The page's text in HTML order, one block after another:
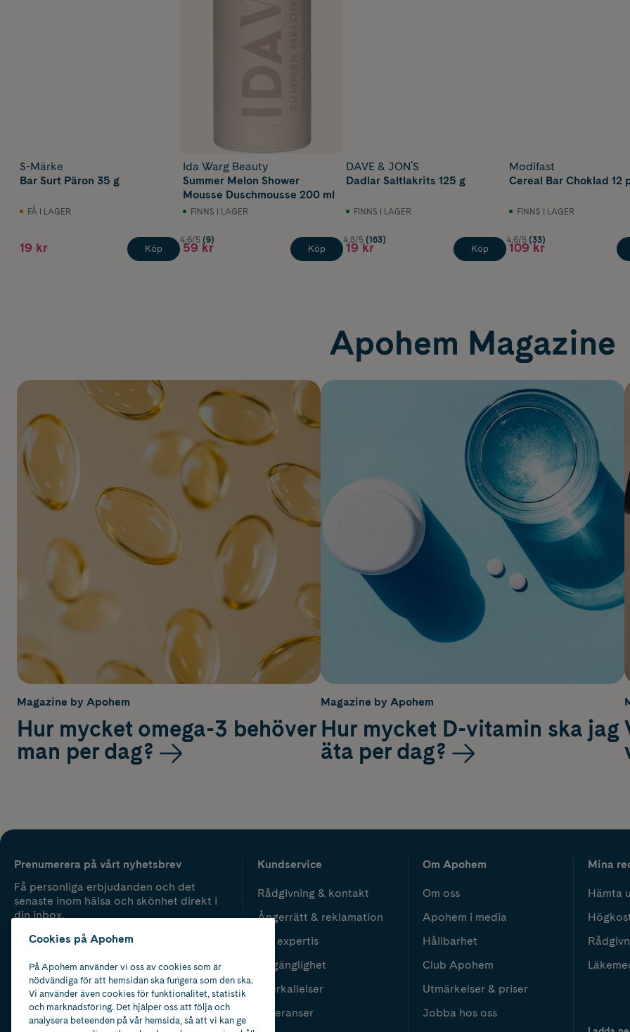
S-Märke
Bar Surt Päron 35 g
FÅ I LAGER
19 kr Köp
Ida Warg Beauty
Summer Melon Shower
Mousse Duschmousse 200 ml
FINNS I LAGER
4.6/5 (9)
59 kr Köp
DAVE & JON´S
Dadlar Saltlakrits 125 g
FINNS I LAGER
4.8/5 (163)
19 kr Köp
Modifast
Cereal Bar Choklad 12
FINNS I LAGER
4.6/5 (33)
109 kr
Apohem Magazine
Magazine by Apohem
Hur mycket omega-3 behöver
man per dag?
Magazine by Apohem
Hur mycket D-vitamin ska jag
äta per dag?
Prenumerera på vårt nyhetsbrev
Få personliga erbjudanden och det
senaste inom hälsa och skönhet direkt i
din inbox.
Kundservice
Rådgivning & kontakt
Ångerrätt & reklamation
Vår expertis
Tillgänglighet
Återkallelser
Leveranser
Om Apohem
Om oss
Apohem i media
Hållbarhet
Club Apohem
Utmärkelser & priser
Jobba hos oss
Mina
Hämta
Cookies på Apohem
På Apohem använder vi oss av cookies som är
nödvändiga för att hemsidan ska fungera som den ska.
Vi använder även cookies för funktionalitet, statistik
och marknadsföring. Det hjälper oss att följa och
analysera beteenden på vår hemsida, så att vi kan ge